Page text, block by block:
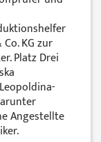
KG zur
Platz Drei
Angestellte